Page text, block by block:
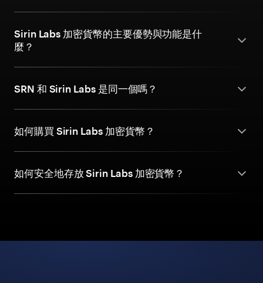
Sirin Labs 加密貨幣的主要優勢與功能是什
麼？
SRN 和 Sirin Labs 是同一個嗎？
如何購買 Sirin Labs 加密貨幣？
如何安全地存放 Sirin Labs 加密貨幣？